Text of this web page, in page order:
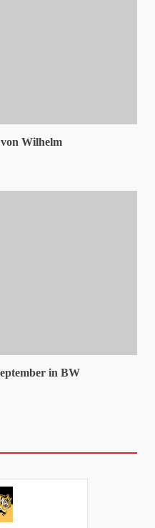
Wilhelm
in BW